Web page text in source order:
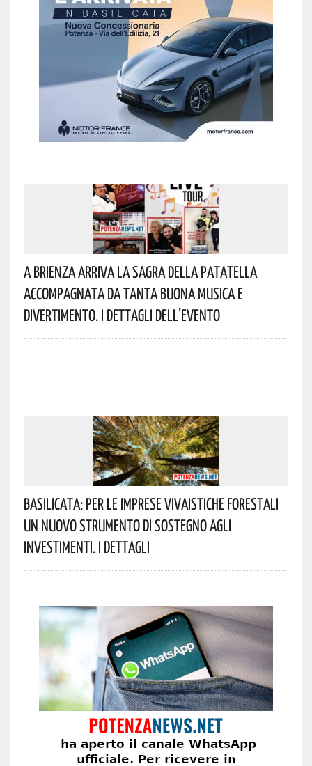
A Brienza Arriva La Sagra Della Patatella
Accompagnata Da Tanta Buona Musica E
Divertimento. I Dettagli Dell’evento
Basilicata: Per Le Imprese Vivaistiche Forestali
Un Nuovo Strumento Di Sostegno Agli
Investimenti. I Dettagli